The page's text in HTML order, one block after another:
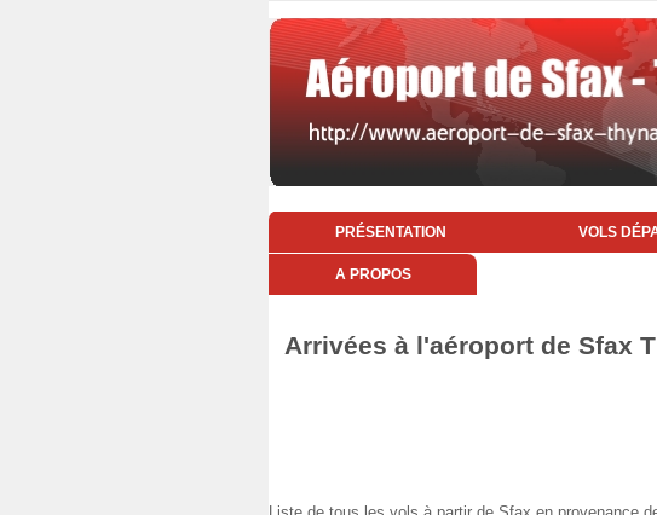
PRÉSENTATION VOLS
A PROPOS
Arrivées à l'aéroport de Sfax